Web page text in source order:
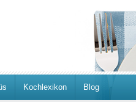
Kochlexikon Blog